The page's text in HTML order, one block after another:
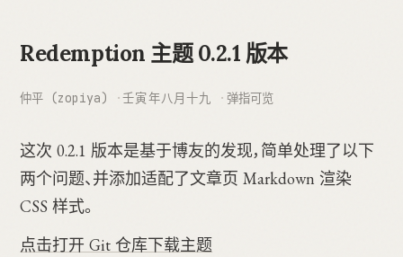
Redemption 主题 0.2.1 版本
仲平 (zopiya) 壬寅年八月十九 弹指可览
这次 0.2.1 版本是基于博友的发现，简单处理了以下
两个问题、并添加适配了文章页 Markdown 渲染
CSS 样式。
点击打开 Git 仓库下载主题